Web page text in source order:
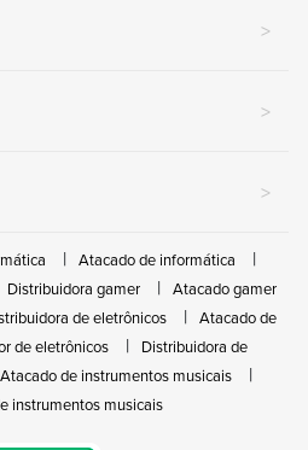
>
>
>
Atacado de informática
Distribuidora gamer
Atacado gamer
de eletrônicos
Atacado de
de eletrônicos
Distribuidora de
Atacado de instrumentos musicais
instrumentos musicais